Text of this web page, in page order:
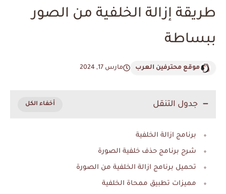
طريقة إزالة الخلفية من الصور
ببساطة
موقع محترفين العرب مارس 17, 2024
جدول التنقل
برنامج ازالة الخلفية
شرح برنامج حذف خلفية الصورة
تحميل برنامج ازالة الخلفية من الصورة
‏مميزات تطبيق ممحاة الخلفية